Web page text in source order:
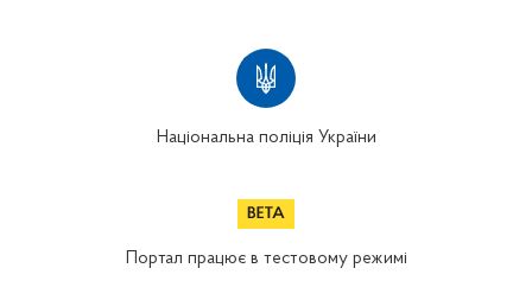
Національна поліція України
Портал працює в тестовому режимі